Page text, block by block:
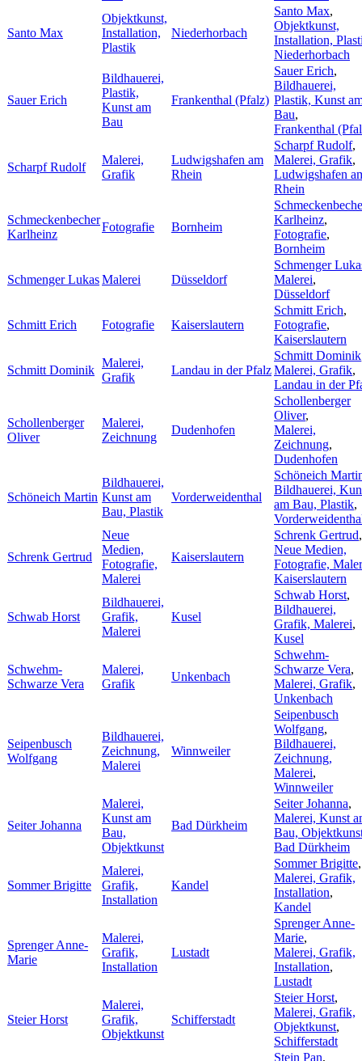
Santo Max
Objektkunst,
Installation,
Plastik
Niederhorbach
Santo Max,
Objektkunst,
Installation,
Niederhorbach
Sauer Erich
Bildhauerei,
Plastik,
Kunst am
Bau
Frankenthal (Pfalz)
Sauer Erich,
Bildhauerei,
Plastik, Kunst
Bau,
Frankenthal
Scharpf Rudolf
Malerei,
Grafik
Ludwigshafen am
Rhein
Scharpf Rudolf,
Malerei, Grafik,
Ludwigshafen
Rhein
Schmeckenbecher
Karlheinz
Fotografie Bornheim
Karlheinz,
Fotografie,
Bornheim
Schmenger LukasMalerei Düsseldorf
Schmenger
Malerei,
Düsseldorf
Schmitt Erich Fotografie Kaiserslautern
Schmitt Erich,
Fotografie,
Kaiserslautern
Schmitt Dominik
Malerei,
Grafik
Landau in der Pfalz
Schmitt Dominik
Malerei, Grafik,
Landau in der
Schollenberger
Oliver
Malerei,
Zeichnung
Dudenhofen
Schollenberger
Oliver,
Malerei,
Zeichnung,
Dudenhofen
Schöneich Martin
Bildhauerei,
Kunst am
Bau, Plastik
Vorderweidenthal
Schöneich
Bildhauerei,
am Bau, Plastik,
Schrenk Gertrud
Neue
Medien,
Fotografie,
Malerei
Kaiserslautern
Schrenk Gertrud,
Neue Medien,
Fotografie,
Kaiserslautern
Schwab Horst
Bildhauerei,
Grafik,
Malerei
Kusel
Schwab Horst,
Bildhauerei,
Grafik, Malerei,
Kusel
Schwehm-
Schwarze Vera
Malerei,
Grafik
Unkenbach
Schwehm-
Schwarze Vera,
Malerei, Grafik,
Unkenbach
Seipenbusch
Wolfgang
Bildhauerei,
Zeichnung,
Malerei
Winnweiler
Seipenbusch
Wolfgang,
Bildhauerei,
Zeichnung,
Malerei,
Winnweiler
Seiter Johanna
Malerei,
Kunst am
Bau,
Objektkunst
Bad Dürkheim
Seiter Johanna,
Malerei, Kunst
Bau,
Bad Dürkheim
Sommer Brigitte
Malerei,
Grafik,
Installation
Kandel
Sommer Brigitte,
Malerei, Grafik,
Installation,
Kandel
Sprenger Anne-
Marie
Malerei,
Grafik,
Installation
Lustadt
Sprenger Anne-
Marie,
Malerei, Grafik,
Installation,
Lustadt
Steier Horst
Malerei,
Grafik,
Objektkunst
Schifferstadt
Steier Horst,
Malerei, Grafik,
Objektkunst,
Schifferstadt
Stein Pan,